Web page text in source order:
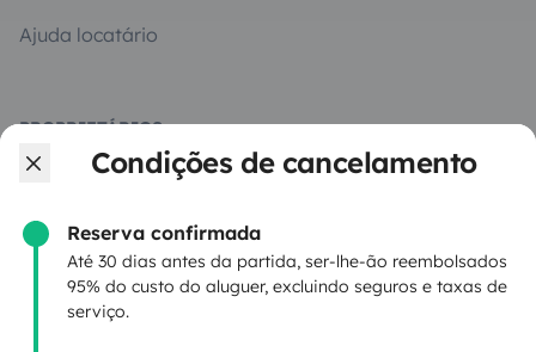
Condições de cancelamento
Reserva confirmada
Até 30 dias antes da partida, ser-lhe-ão reembolsados
95% do custo do aluguer, excluindo seguros e taxas de
serviço.
Ajuda locatário
PROPRIETÁRIOS
Contrato de aluguer
Seguro de aluguer
Assistências de aluguer